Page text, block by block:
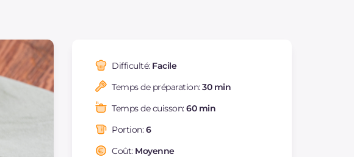
Difficulté: Facile
Temps de préparation:30 min
Temps de cuisson:60 min
Portion:6
Coût: Moyenne